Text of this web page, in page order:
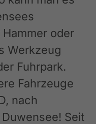
oder
Werkzeug
Fuhrpark.
Fahrzeuge
nach
Seit